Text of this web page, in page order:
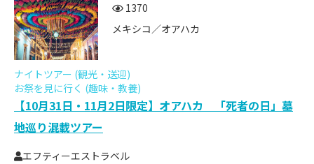
1370
メキシコ／オアハカ
ナイトツアー (観光・送迎)
お祭を見に行く (趣味・教養)
【10月31日・11月2日限定】オアハカ 「死者の日」墓
地巡り混載ツアー
エフティーエストラベル